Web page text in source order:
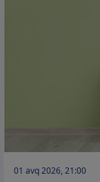
01 avq 2026, 21:00